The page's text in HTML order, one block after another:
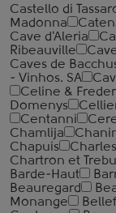
Castello di
Madonna
Cave d'Aleria
Ribeauville
Caves de
- Vinhos. SA
Celine &
Domenys
Centanni
Chamlija
Chapuis
Chartron et
Barde-Haut
Beauregard
Monange